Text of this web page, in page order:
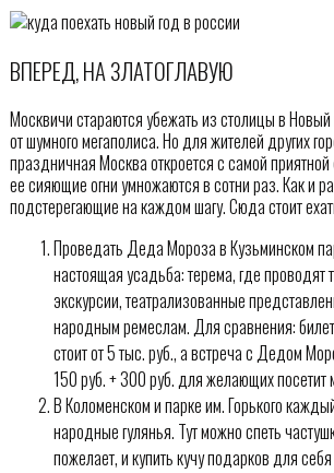
ВПЕРЕД, НА ЗЛАТОГЛАВУЮ
Москвичи стараются убежать из столицы в Новый
от шумного мегаполиса. Но для жителей других
праздничная Москва откроется с самой
ее сияющие огни умножаются в сотни раз. Как и
подстерегающие на каждом шагу. Сюда стоит
Проведать Деда Мороза в Кузьминском
настоящая усадьба: терема, где проводят
экскурсии, театрализованные
народным ремеслам. Для сравнения:
стоит от 5 тыс. руб., а встреча с Дедом
150 руб. + 300 руб. для желающих посетит
В Коломенском и парке им. Горького
народные гулянья. Тут можно спеть
пожелает, и купить кучу подарков для